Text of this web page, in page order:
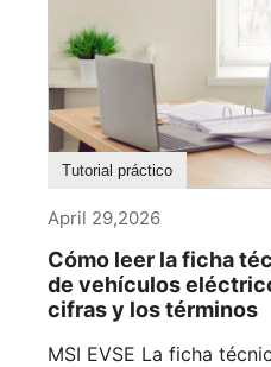
Tutorial práctico
April 29,2026
Cómo leer la ficha
de vehículos
cifras y los términos
MSI EVSE La ficha